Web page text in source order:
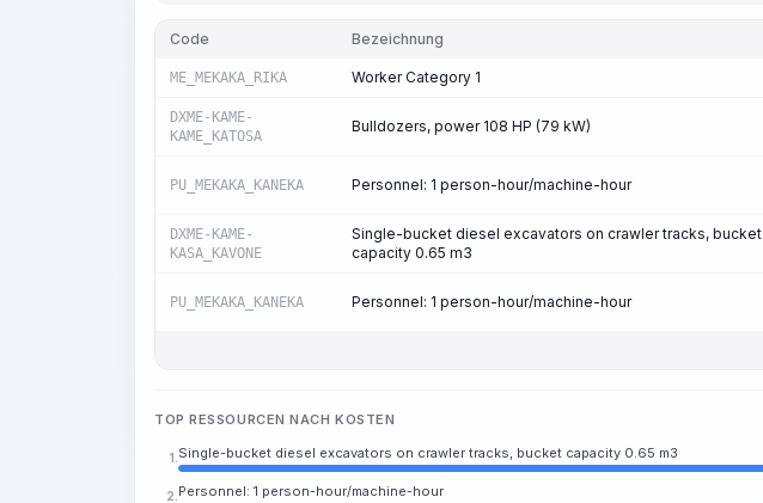
Code Bezeichnung
ME_MEKAKA_RIKA Worker Category 1
DXME-KAME-
KAME_KATOSA
Bulldozers, power 108 HP (79 kW)
PU_MEKAKA_KANEKA Personnel: 1 person-hour/machine-hour
DXME-KAME-
KASA_KAVONE
Single-bucket diesel excavators on crawler tracks, bucket
capacity 0.65 m3
PU_MEKAKA_KANEKA Personnel: 1 person-hour/machine-hour
TOP RESSOURCEN NACH KOSTEN
1. Single-bucket diesel excavators on crawler tracks, bucket capacity 0.65 m3
2. Personnel: 1 person-hour/machine-hour